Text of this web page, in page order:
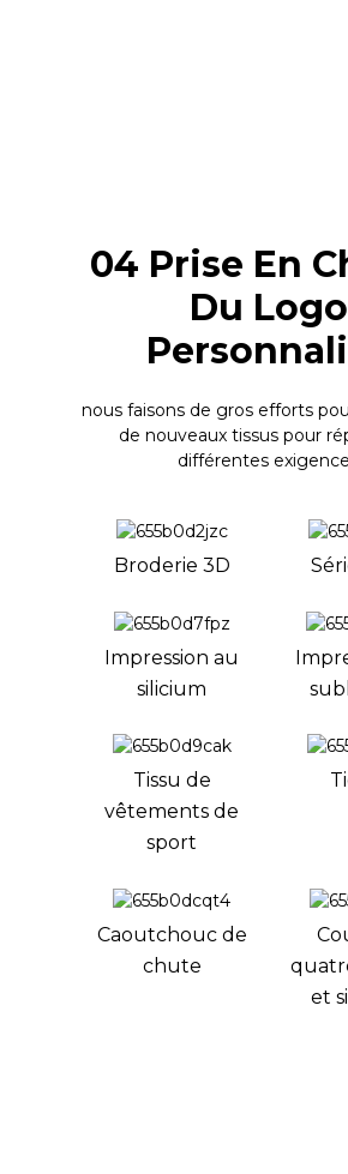
04 Prise En
Du Logo
nous faisons de gros efforts
de nouveaux tissus pour
différentes
Broderie 3D
Impression au
silicium
Tissu de
vêtements de
sport
Caoutchouc de
chute
et